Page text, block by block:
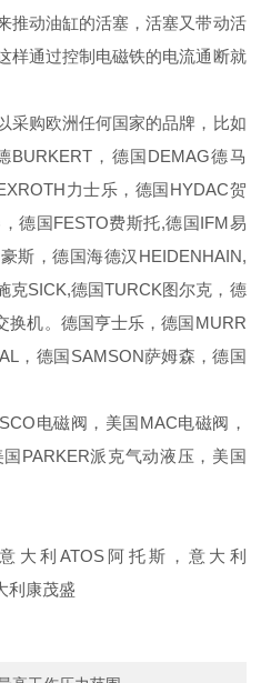
推动油缸的活塞，活塞又带动活
样通过控制电磁铁的电流通断就
购欧洲任何国家的品牌，比如
，德国DEMAG德马
力士乐，德国HYDAC贺
德国FESTO费斯托,德国IFM易
斯，德国海德汉HEIDENHAIN,
克SICK,德国TURCK图尔克，德
换机。德国亨士乐，德国MURR
，德国SAMSON萨姆森，德国
电磁阀，美国MAC电磁阀，
PARKER派克气动液压，美国
利ATOS阿托斯，意大利
利康茂盛